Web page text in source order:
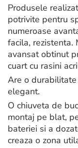
Produsele
potrivite pentru
numeroase
facila, rezistenta.
avansat obtinut
cuart cu rasini
Are o
elegant.
O chiuveta de
montaj pe blat,
bateriei si a
creaza o zona